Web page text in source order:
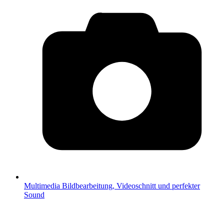
Multimedia Bildbearbeitung, Videoschnitt und perfekter
Sound